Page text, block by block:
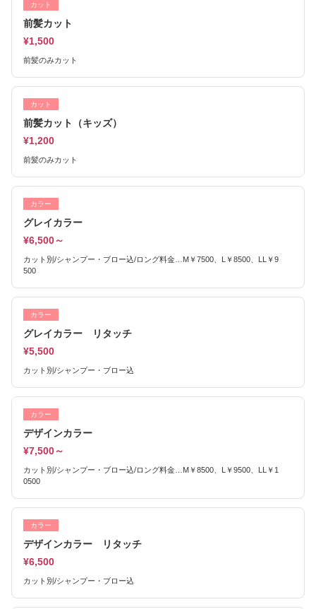
カット
前髪カット
¥1,500
前髪のみカット
カット
前髪カット（キッズ）
¥1,200
前髪のみカット
カラー
グレイカラー
¥6,500～
カット別/シャンプー・ブロー込/ロング料金…M￥7500、L￥8500、LL￥9
500
カラー
グレイカラー リタッチ
¥5,500
カット別/シャンプー・ブロー込
カラー
デザインカラー
¥7,500～
カット別/シャンプー・ブロー込/ロング料金…M￥8500、L￥9500、LL￥1
0500
カラー
デザインカラー リタッチ
¥6,500
カット別/シャンプー・ブロー込